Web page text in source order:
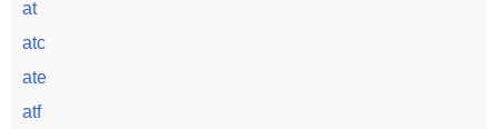
at
atc
ate
atf